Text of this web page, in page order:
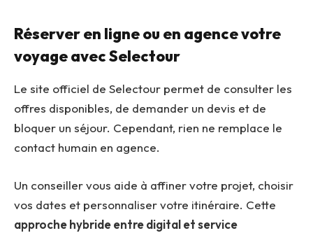
Réserver en ligne ou en agence votre
voyage avec Selectour
Le site officiel de Selectour permet de consulter les
offres disponibles, de demander un devis et de
bloquer un séjour. Cependant, rien ne remplace le
contact humain en agence.
Un conseiller vous aide à affiner votre projet, choisir
vos dates et personnaliser votre itinéraire. Cette
approche hybride entre digital et service